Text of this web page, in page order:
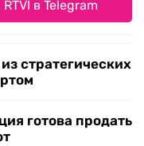
в Telegram
стратегических
готова продать